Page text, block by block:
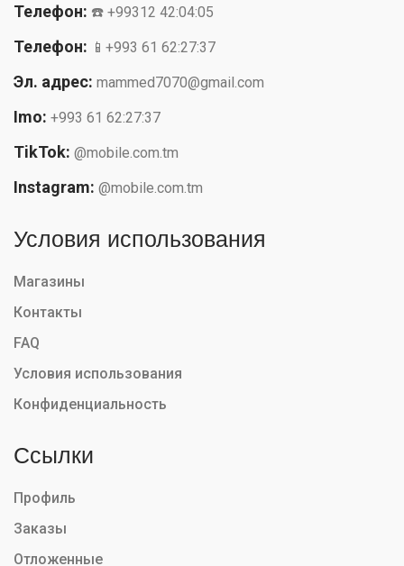
Телефон: ☎️ +99312 42:04:05
Телефон: 📱+993 61 62:27:37
Эл. адрес: mammed7070@gmail.com
Imo: +993 61 62:27:37
TikTok: @mobile.com.tm
Instagram: @mobile.com.tm
Условия использования
Магазины
Контакты
FAQ
Условия использования
Конфиденциальность
Ссылки
Профиль
Заказы
Отложенные